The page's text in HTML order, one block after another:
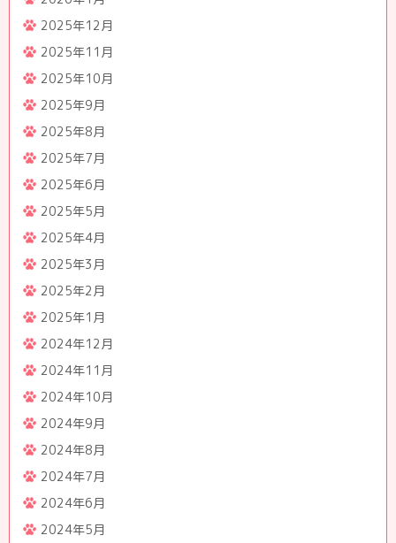
2025年12月
2025年11月
2025年10月
2025年9月
2025年8月
2025年7月
2025年6月
2025年5月
2025年4月
2025年3月
2025年2月
2025年1月
2024年12月
2024年11月
2024年10月
2024年9月
2024年8月
2024年7月
2024年6月
2024年5月